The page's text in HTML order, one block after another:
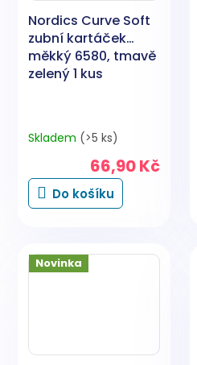
Nordics Curve Soft
zubní kartáček
měkký 6580, tmavě
zelený 1 kus
Skladem (>5 ks)
66,90 Kč
Do košíku
Novinka